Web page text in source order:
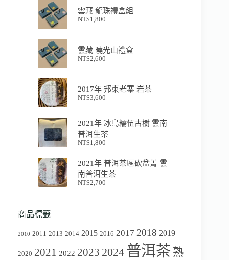
雲藏 龍珠禮盒組
NT$1,800
雲藏 曉光山禮盒
NT$2,600
2017年 邦東老寨 岩茶
NT$3,600
2021年 冰島糯伍古樹 雲南
普洱生茶
NT$1,800
2021年 普洱茶區砍盆菁 雲
南普洱生茶
NT$2,700
商品標籤
2010 2011 2013 2014 2015 2016 2017 2018 2019
2020 2021 2022 2023 2024 普洱茶 熟